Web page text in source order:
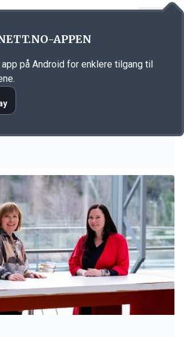
og
APPEN
app på Android for enklere tilgang til